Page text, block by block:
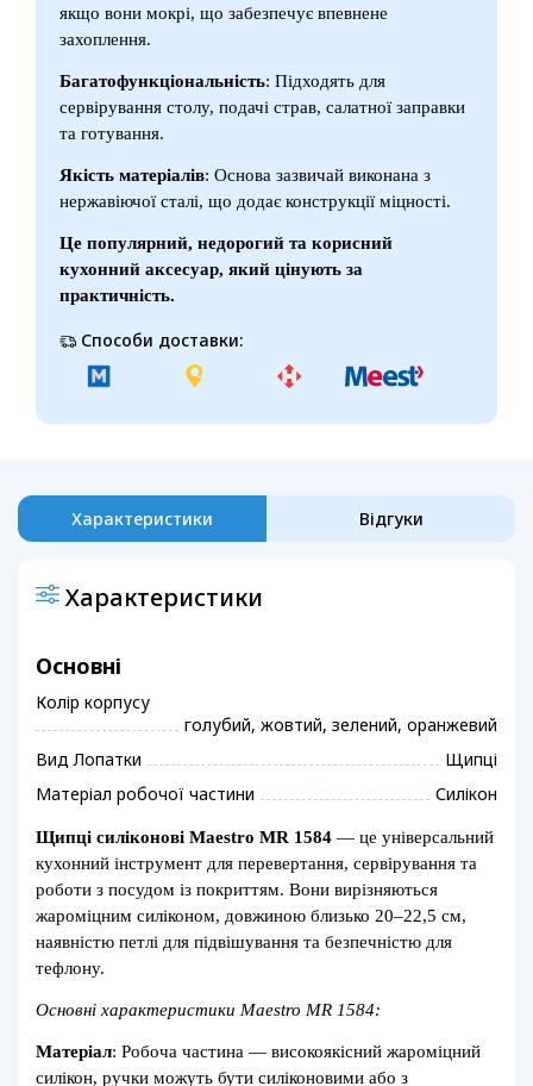
якщо вони мокрі, що забезпечує впевнене
захоплення.
Багатофункціональність: Підходять для
сервірування столу, подачі страв, салатної заправки
та готування.
Якість матеріалів: Основа зазвичай виконана з
нержавіючої сталі, що додає конструкції міцності.
Це популярний, недорогий та корисний
кухонний аксесуар, який цінують за
практичність.
Способи доставки:
Характеристики Відгуки
Характеристики
Основні
Колір корпусу
голубий, жовтий, зелений, оранжевий
Вид Лопатки
Щипці
Матеріал робочої частини
Силікон
Щипці силіконові Maestro MR 1584 — це універсальний
кухонний інструмент для перевертання, сервірування та
роботи з посудом із покриттям. Вони вирізняються
жароміцним силіконом, довжиною близько 20–22,5 см,
наявністю петлі для підвішування та безпечністю для
тефлону.
Основні характеристики Maestro MR 1584:
Матеріал: Робоча частина — високоякісний жароміцний
силікон, ручки можуть бути силіконовими або з